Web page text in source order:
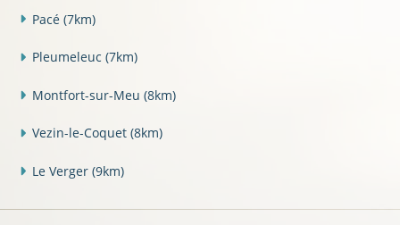
Pacé (7km)
Pleumeleuc (7km)
Montfort-sur-Meu (8km)
Vezin-le-Coquet (8km)
Le Verger (9km)